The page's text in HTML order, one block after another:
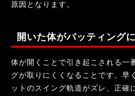
原因となります。
開いた体がバッティング
体が開くことで引き起こされる一
グが取りにくくなることです。早
ットのスイング軌道がズレ、正確